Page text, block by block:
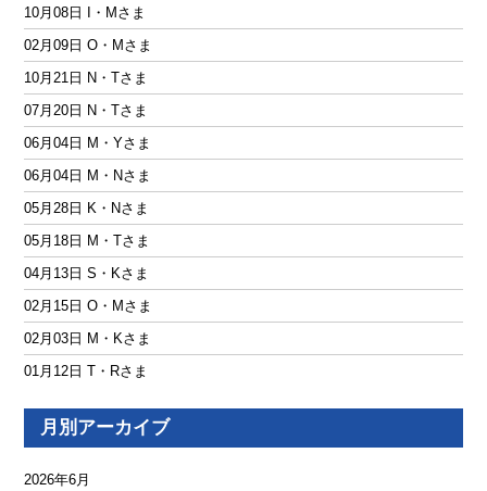
10月08日 I・Mさま
02月09日 O・Mさま
10月21日 N・Tさま
07月20日 N・Tさま
06月04日 M・Yさま
06月04日 M・Nさま
05月28日 K・Nさま
05月18日 M・Tさま
04月13日 S・Kさま
02月15日 O・Mさま
02月03日 M・Kさま
01月12日 T・Rさま
月別アーカイブ
2026年6月